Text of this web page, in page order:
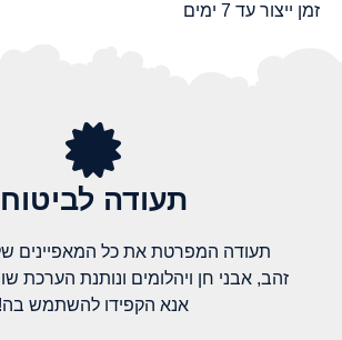
זמן ייצור עד 7 ימים
תעודה לביטוח
תעודה המפרטת את כל המאפיינים
זהב, אבני חן ויהלומים ונותנת הערכת
אנא הקפידו להשתמש בה!